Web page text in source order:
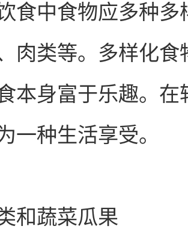
食中食物应多种
肉类等。多样化
本身富于乐趣。
一种生活享受。
和蔬菜瓜果